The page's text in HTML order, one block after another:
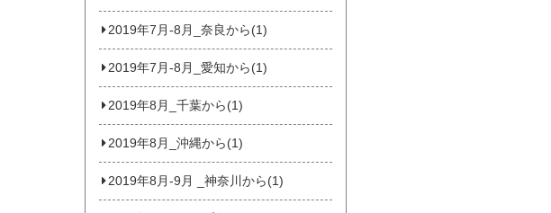
2019年7月-8月_奈良から(1)
2019年7月-8月_愛知から(1)
2019年8月_千葉から(1)
2019年8月_沖縄から(1)
2019年8月-9月 _神奈川から(1)